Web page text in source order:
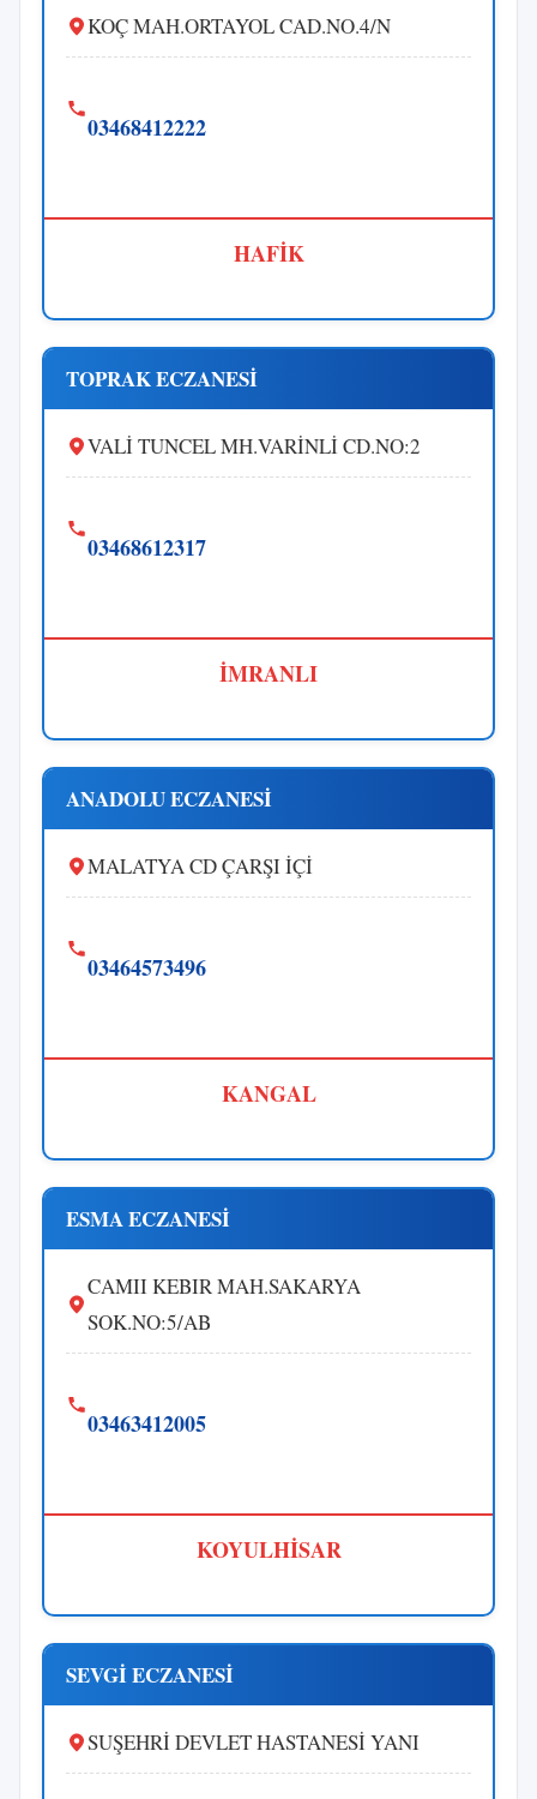
KOÇ MAH.ORTAYOL CAD.NO.4/N
03468412222
HAFİK
TOPRAK ECZANESİ
VALİ TUNCEL MH.VARİNLİ CD.NO:2
03468612317
İMRANLI
ANADOLU ECZANESİ
MALATYA CD ÇARŞI İÇİ
03464573496
KANGAL
ESMA ECZANESİ
CAMII KEBIR MAH.SAKARYA
SOK.NO:5/AB
03463412005
KOYULHİSAR
SEVGİ ECZANESİ
SUŞEHRİ DEVLET HASTANESİ YANI